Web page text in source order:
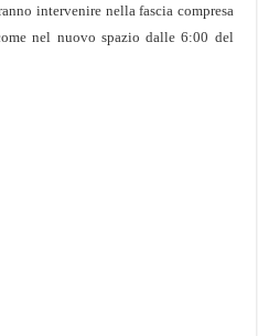
intervenire nella fascia compresa
nel nuovo spazio dalle 6:00 del